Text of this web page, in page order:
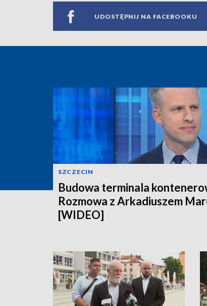
UDOSTĘPNIJ NA FACEBOOKU
SZCZECIN
Budowa terminala
Rozmowa z Arkadiuszem
[WIDEO]